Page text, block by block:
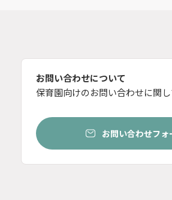
お問い合わせについて
保育園向けのお問い合わせに関
お問い合わせフォ